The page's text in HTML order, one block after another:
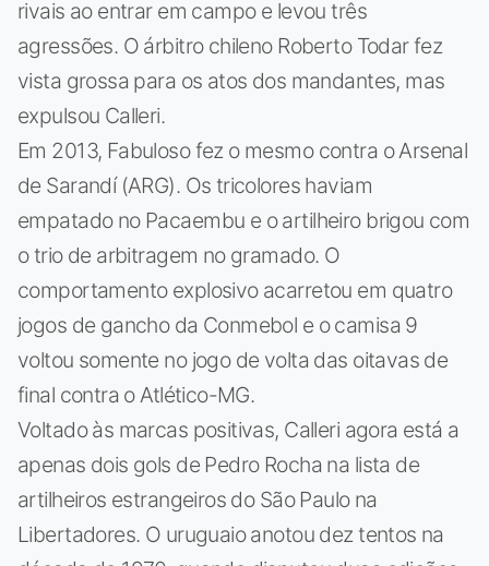
rivais ao entrar em campo e levou três
agressões. O árbitro chileno Roberto Todar fez
vista grossa para os atos dos mandantes, mas
expulsou Calleri.
Em 2013, Fabuloso fez o mesmo contra o Arsenal
de Sarandí (ARG). Os tricolores haviam
empatado no Pacaembu e o artilheiro brigou com
o trio de arbitragem no gramado. O
comportamento explosivo acarretou em quatro
jogos de gancho da Conmebol e o camisa 9
voltou somente no jogo de volta das oitavas de
final contra o Atlético-MG.
Voltado às marcas positivas, Calleri agora está a
apenas dois gols de Pedro Rocha na lista de
artilheiros estrangeiros do São Paulo na
Libertadores. O uruguaio anotou dez tentos na